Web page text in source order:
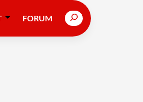
FORUM Search